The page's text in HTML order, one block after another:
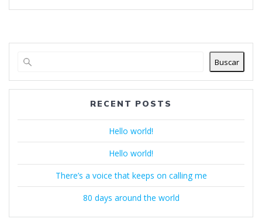
Buscar
RECENT POSTS
Hello world!
Hello world!
There’s a voice that keeps on calling me
80 days around the world